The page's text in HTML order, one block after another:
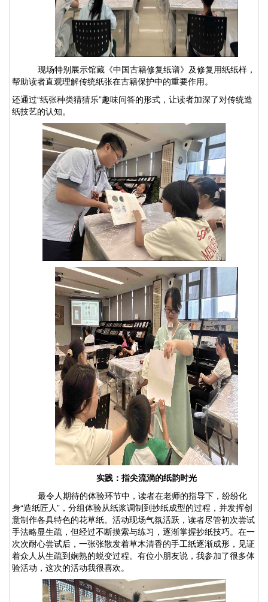
现场特别展示馆藏《中国古籍修复纸谱》及修复用纸纸样，
帮助读者直观理解传统纸张在古籍保护中的重要作用。
还通过“纸张种类猜猜乐”趣味问答的形式，让读者加深了对传统造
纸技艺的认知。
实践：指尖流淌的纸韵时光
最令人期待的体验环节中，读者在老师的指导下，纷纷化
身“造纸匠人”，分组体验从纸浆调制到抄纸成型的过程，并发挥创
意制作各具特色的花草纸。 活动现场气氛活跃，读者尽管初次尝试
手法略显生疏，但经过不断摸索与练习，逐渐掌握抄纸技巧。在一
次次耐心尝试后，一张张散发着草木清香的手工纸逐渐成形，见证
着众人从生疏到娴熟的蜕变过程。有位小朋友说，我参加了很多体
验活动，这次的活动我很喜欢。